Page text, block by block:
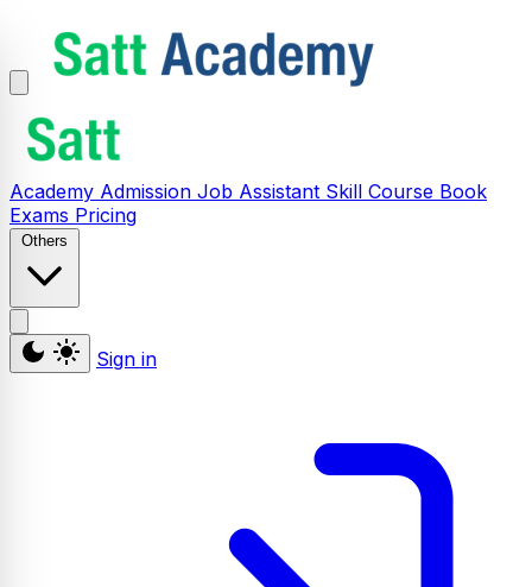
Academy Admission Job Assistant Skill Course Book
Exams Pricing
Others
Sign in